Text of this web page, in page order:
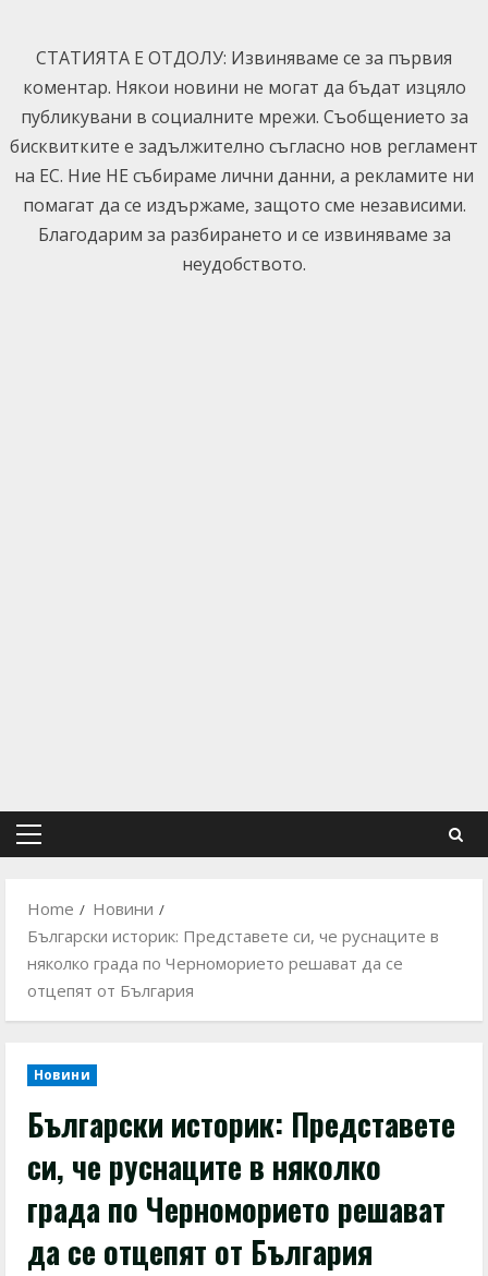
content
СТАТИЯТА Е ОТДОЛУ: Извиняваме се за първия
коментар. Някои новини не могат да бъдат изцяло
публикувани в социалните мрежи. Съобщението за
бисквитките е задължително съгласно нов регламент
на ЕС. Ние НЕ събираме лични данни, а рекламите ни
помагат да се издържаме, защото сме независими.
Благодарим за разбирането и се извиняваме за
неудобството.
Primary
Home
Новини
Български историк: Представете си, че руснаците в
няколко града по Черноморието решават да се
отцепят от България
Новини
Български историк: Представете
си, че руснаците в няколко
града по Черноморието решават
да се отцепят от България